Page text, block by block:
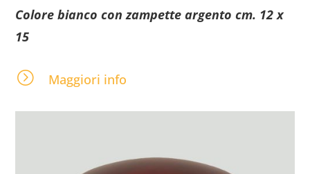
Colore bianco con zampette argento cm. 12 x
15
= Maggiori info